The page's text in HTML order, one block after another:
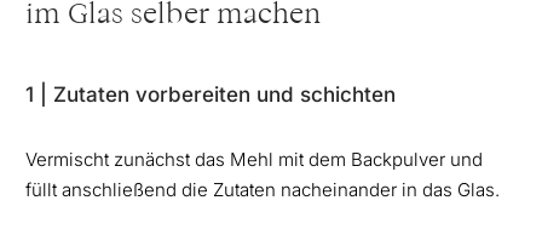
im Glas selber machen
1 | Zutaten vorbereiten und schichten
Vermischt zunächst das Mehl mit dem Backpulver und
füllt anschließend die Zutaten nacheinander in das Glas.